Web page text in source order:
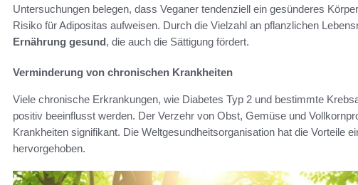
Untersuchungen belegen, dass Veganer tendenziell ein gesünderes
Risiko für Adipositas aufweisen. Durch die Vielzahl an pflanzlichen
Ernährung gesund, die auch die Sättigung fördert.
Verminderung von chronischen Krankheiten
Viele chronische Erkrankungen, wie Diabetes Typ 2 und bestimmte
positiv beeinflusst werden. Der Verzehr von Obst, Gemüse und
Krankheiten signifikant. Die Weltgesundheitsorganisation hat die Vorteile
hervorgehoben.